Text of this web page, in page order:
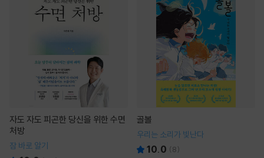
자도 자도 피곤한 당신을 위한 수면
처방
잠 바로 알기
골볼
우리는 소리가 빛난다
10.0 (8)